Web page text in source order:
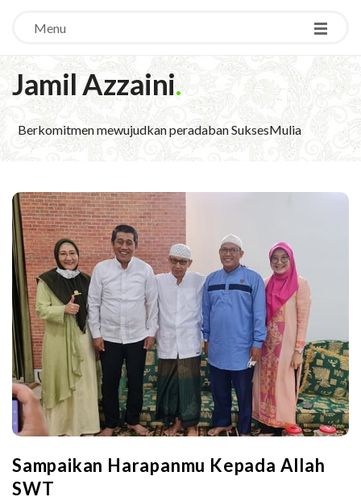
Menu
Jamil Azzaini.
Berkomitmen mewujudkan peradaban SuksesMulia
Sampaikan Harapanmu Kepada Allah
SWT